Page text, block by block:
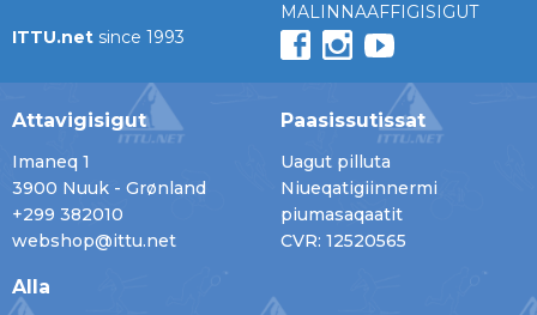
ITTU.net since 1993
MALINNAAFFIGISIGUT
Attavigisigut
Imaneq 1
3900 Nuuk - Grønland
+299 382010
webshop@ittu.net
Paasissutissat
Uagut pilluta
Niueqatigiinnermi
piumasaqaatit
CVR: 12520565
Alla